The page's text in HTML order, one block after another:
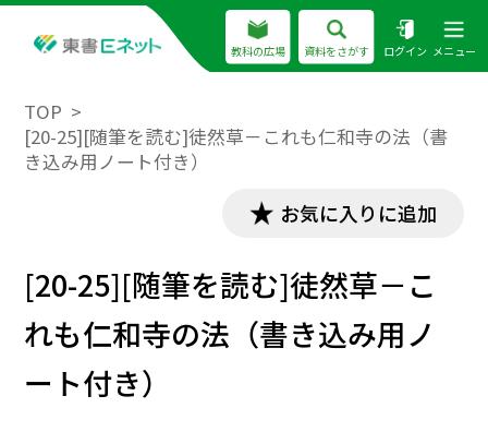
教科の広場 資料をさがす ログイン メニュー
TOP
[20-25][随筆を読む]徒然草－これも仁和寺の法（書
き込み用ノート付き）
お気に入りに追加
[20-25][随筆を読む]徒然草－こ
れも仁和寺の法（書き込み用ノ
ート付き）